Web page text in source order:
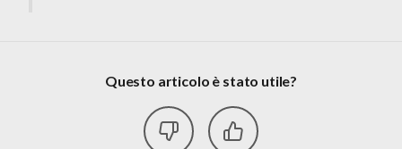
Questo articolo è stato utile?